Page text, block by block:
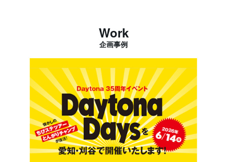
Work
企画事例